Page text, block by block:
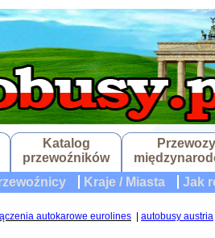
Katalog
przewoźników
Przewozy
Kraje / Miasta Jak
autokarowe eurolines autobusy austria